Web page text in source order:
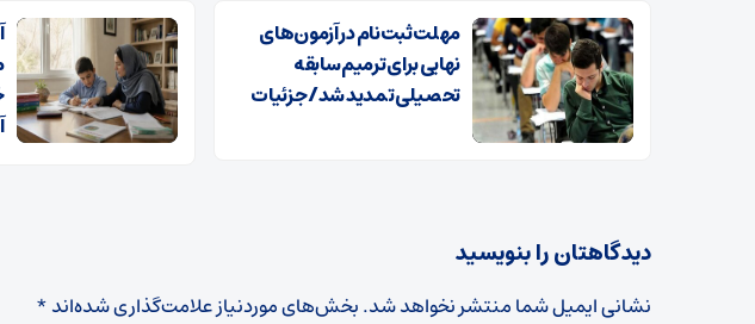
مهلت ثبت‌نام در آزمون‌های
نهایی برای ترمیم سابقه
تحصیلی تمدید شد/ جزئیات
دیدگاهتان را بنویسید
نشانی ایمیل شما منتشر نخواهد شد.بخش‌های موردنیاز علامت‌گذاری شده‌اند*